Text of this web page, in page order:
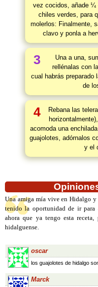
vez cocidos, añade ¼
chiles verdes, para
molerlos: Finalmente,
clavo y ponla a
3
Una a una,
rellénalas con
cual habrás preparado
de
4
Rebana las
acomoda una
guajolotes, adórnalos
y el
Una amiga mía vive en Hidalgo
tenido la oportunidad de ir para
ahora que ya tengo esta
hidalguense.
oscar
los guajolotes de hidalgo
Marck